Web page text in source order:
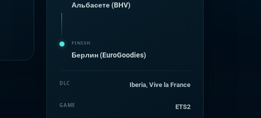
Альбасете (BHV)
FINISH
Берлин (EuroGoodies)
DLC Iberia, Vive la France
GAME ETS2